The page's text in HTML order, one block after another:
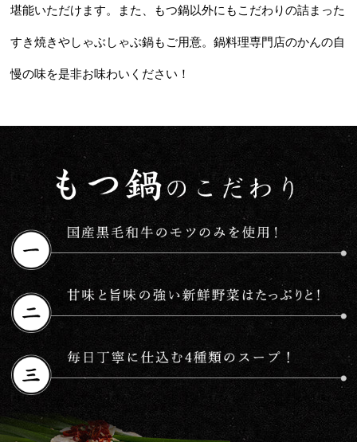
堪能いただけます。また、もつ鍋以外にもこだわりの詰まった
すき焼きやしゃぶしゃぶ鍋もご用意。鍋料理専門店のかんの自
慢の味を是非お味わいください！